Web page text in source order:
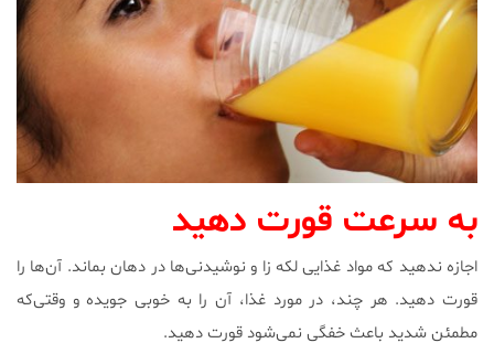
به سرعت قورت دهید
اجازه ندهید که مواد غذایی لکه زا و نوشیدنی‌ها در دهان بماند. آن‌ها را
قورت دهید. هر چند، در مورد غذا، آن را به خوبی جویده و وقتی‌که
مطمئن شدید باعث خفگی نمی‌شود قورت دهید.